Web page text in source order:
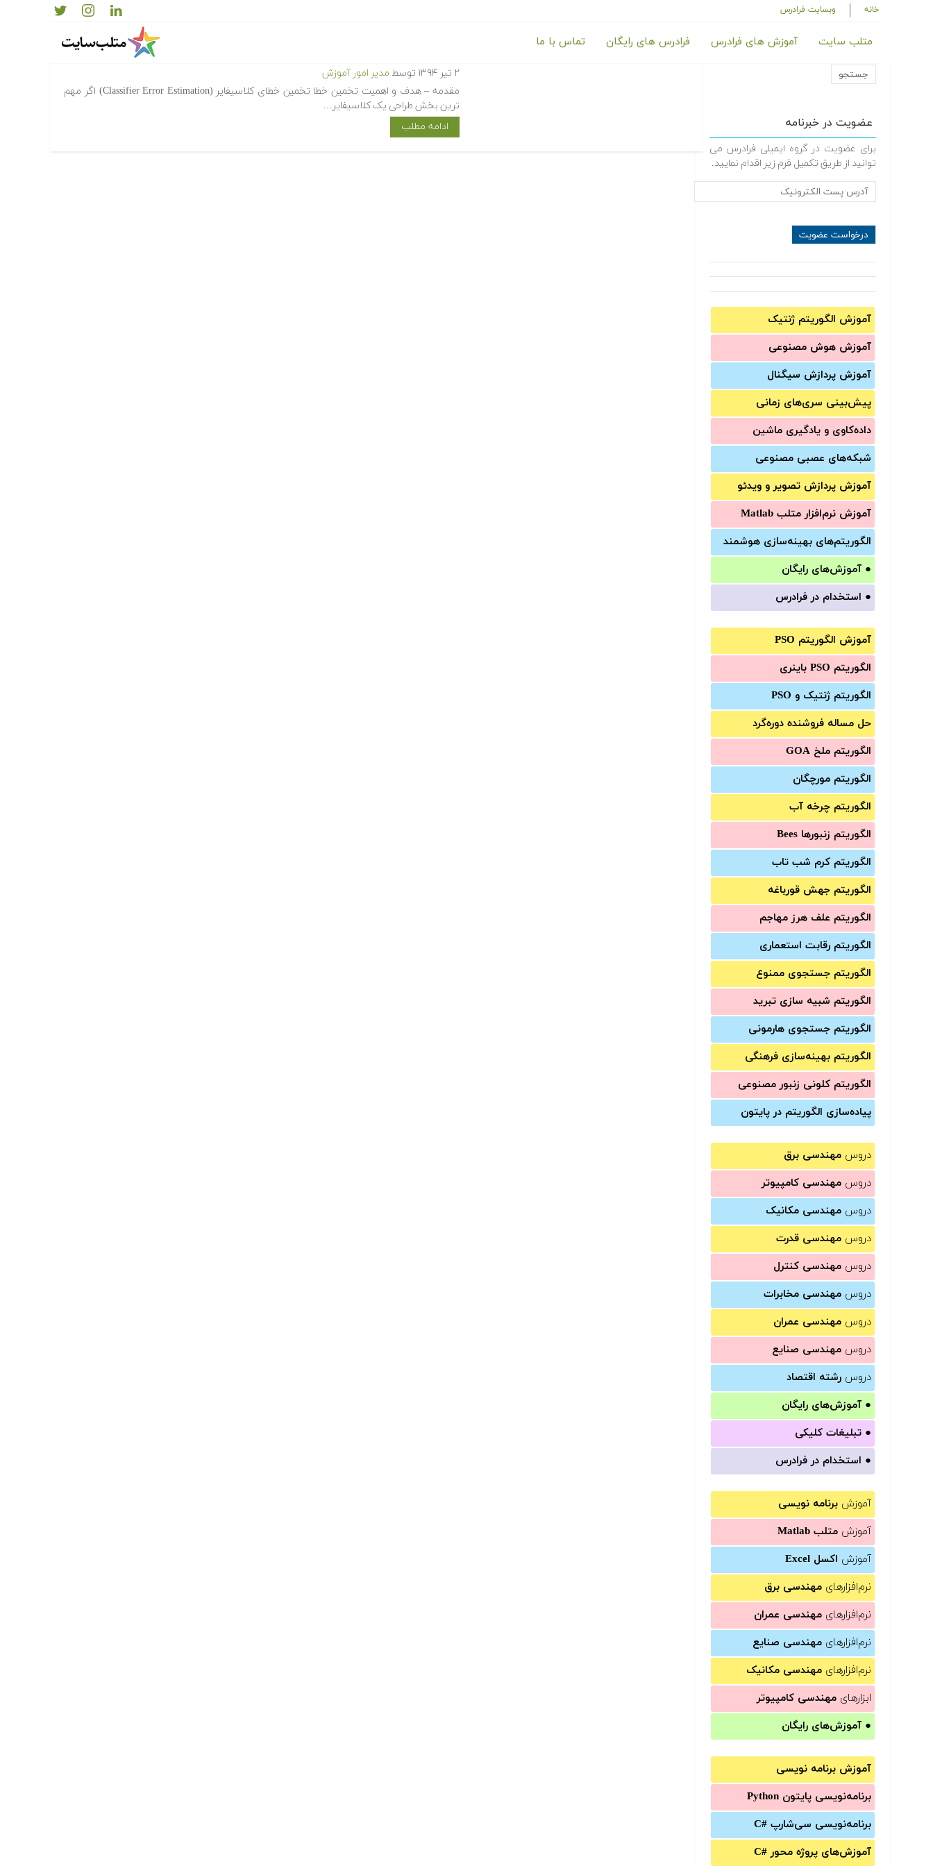
خانه وبسایت فرادرس
متلب سایت آموزش های فرادرس فرادرس های رایگان تماس با ما
عضویت در خبرنامه
برای عضویت در گروه ایمیلی فرادرس می
توانید از طریق تکمیل فرم زیر اقدام نمایید.
آموزش الگوریتم ژنتیک
آموزش‌ هوش مصنوعی
آموزش‌ پردازش سیگنال
پیش‌‌بینی سری‌‌های زمانی
داده‌کاوی و یادگیری ماشین
شبکه‌های عصبی مصنوعی
آموزش‌ پردازش تصویر و ویدئو
آموزش‌ نرم‌افزار متلب Matlab
الگوریتم‌های بهینه‌سازی هوشمند
● آموزش‌های رایگان
● استخدام در فرادرس
آموزش الگوریتم PSO
الگوریتم PSO باینری
الگوریتم ژنتیک و PSO
حل مساله فروشنده دوره‌گرد
الگوریتم ملخ GOA
الگوریتم مورچگان
الگوریتم چرخه آب
الگوریتم زنبورها Bees
الگوریتم کرم شب تاب
الگوریتم جهش قورباغه
الگوریتم علف هرز مهاجم
الگوریتم رقابت استعماری
الگوریتم جستجوی ممنوع
الگوریتم شبیه سازی تبرید
الگوریتم جستجوی هارمونی
الگوریتم بهینه‌سازی فرهنگی
الگوریتم کلونی زنبور مصنوعی
پیاده‌سازی الگوریتم در پایتون
دروس مهندسی برق
دروس مهندسی کامپیوتر
دروس مهندسی مکانیک
دروس مهندسی قدرت
دروس مهندسی کنترل
دروس مهندسی مخابرات
دروس مهندسی عمران
دروس مهندسی صنایع
دروس رشته اقتصاد
● آموزش‌های رایگان
● تبلیغات کلیکی
● استخدام در فرادرس
آموزش برنامه نویسی
آموزش متلب Matlab
آموزش اکسل Excel
نرم‌افزارهای مهندسی برق
نرم‌افزارهای مهندسی عمران
نرم‌افزارهای مهندسی صنایع
نرم‌افزارهای مهندسی مکانیک
ابزارهای مهندسی کامپیوتر
● آموزش‌های رایگان
آموزش برنامه نویسی
برنامه‌نویسی پایتون Python
برنامه‌‌نویسی سی‌شارپ C#‎
آموزش‌های پروژه محور #C
۲ تیر ۱۳۹۴ توسط مدیر امور آموزش
مقدمه – هدف و اهمیت تخمین خطا تخمین خطای کلاسیفایر (Classifier Error Estimation) اگر مهم
ترین بخش طراحی یک کلاسیفایر…
ادامه مطلب